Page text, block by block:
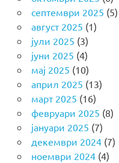
септември 2025 (5)
август 2025 (1)
јули 2025 (3)
јуни 2025 (4)
мај 2025 (10)
април 2025 (13)
март 2025 (16)
февруари 2025 (8)
јануари 2025 (7)
декември 2024(7)
ноември 2024(4)